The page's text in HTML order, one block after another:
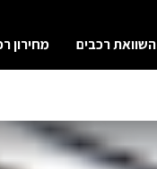
השוואת רכבים מחירון